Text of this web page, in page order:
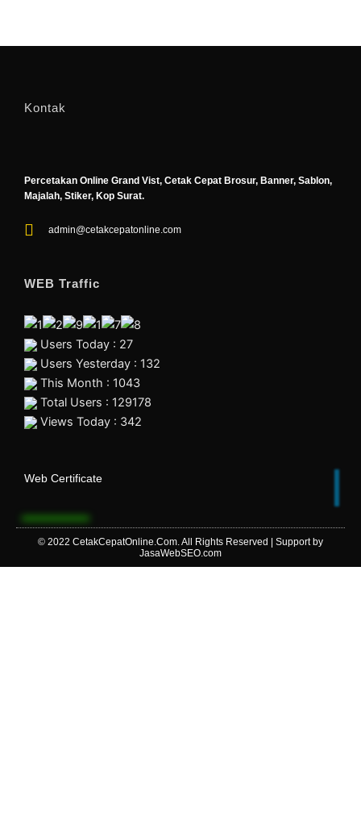
Kontak
Percetakan Online Grand Vist, Cetak Cepat Brosur, Banner, Sablon,
Majalah, Stiker, Kop Surat.
admin@cetakcepatonline.com
WEB Traffic
Users Today : 27
Users Yesterday : 132
This Month : 1043
Total Users : 129178
Views Today : 342
Web Certificate
© 2022 CetakCepatOnline.Com. All Rights Reserved | Support by
JasaWebSEO.com